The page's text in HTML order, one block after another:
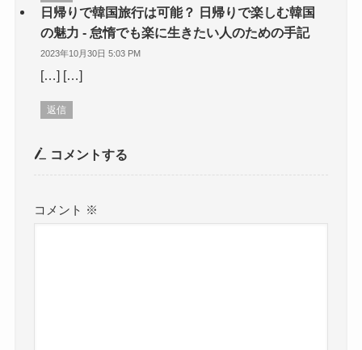
日帰りで韓国旅行は可能？ 日帰りで楽しむ韓国
の魅力 - 怠惰でも楽に生きたい人のための手記
2023年10月30日 5:03 PM
[…] […]
返信
コメントする
コメント ※